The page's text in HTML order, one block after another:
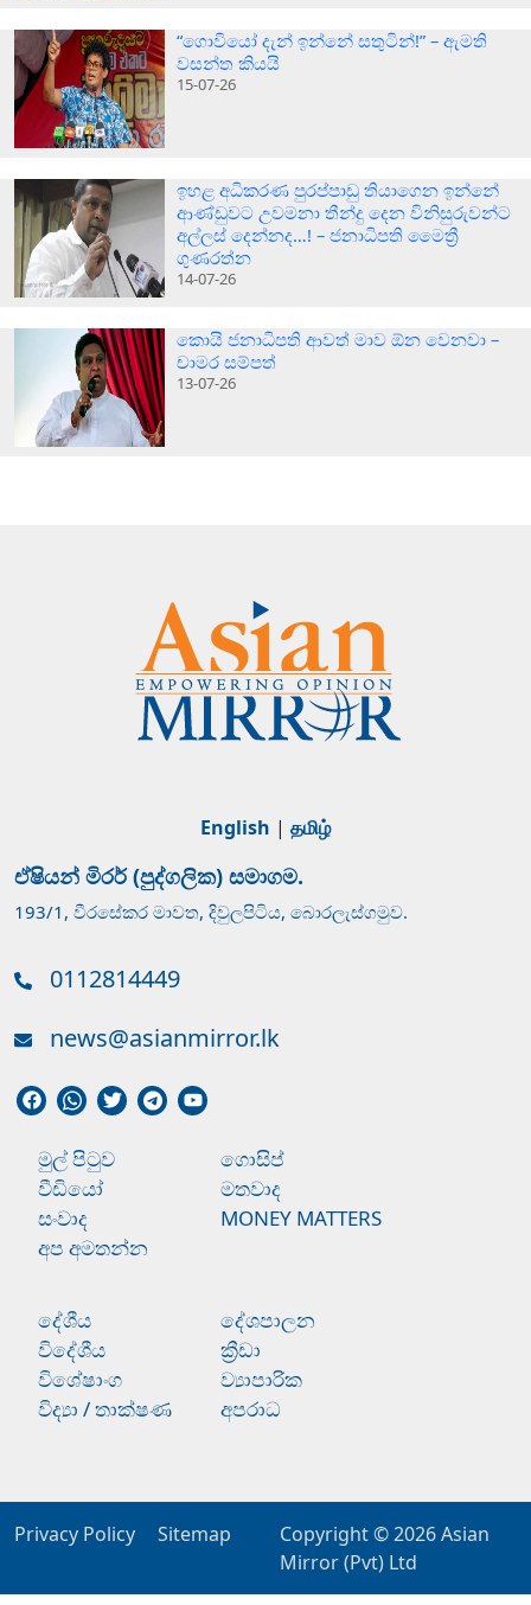
“ගොවියෝ දැන් ඉන්නේ සතුටින්!” – ඇමති
වසන්ත කියයි
15-07-26
ඉහළ අධිකරණ පුරප්පාඩු තියාගෙන ඉන්නේ
ආණ්ඩුවට උවමනා තීන්දු දෙන විනිසුරුවන්ට
අල්ලස් දෙන්නද…! – ජනාධිපති මෛත්‍රී
ගුණරත්න
14-07-26
කොයි ජනාධිපති ආවත් මාව ඕන වෙනවා –
චාමර සම්පත්
13-07-26
English | தமிழ்
ඒෂියන් මිරර් (පුද්ගලික) සමාගම.
193/1, වීරසේකර මාවත, දිවුලපිටිය, බොරලැස්ගමුව.
0112814449
news@asianmirror.lk
මුල් පිටුව
ගොසිප්
වීඩියෝ
මතවාද
සංවාද
MONEY MATTERS
අප අමතන්න
දේශීය
දේශපාලන
විදේශීය
ක්‍රීඩා
විශේෂාංග
ව්‍යාපාරික
විද්‍යා / තාක්ෂණ
අපරාධ
Privacy Policy Sitemap Copyright © 2026Asian
Mirror (Pvt) Ltd